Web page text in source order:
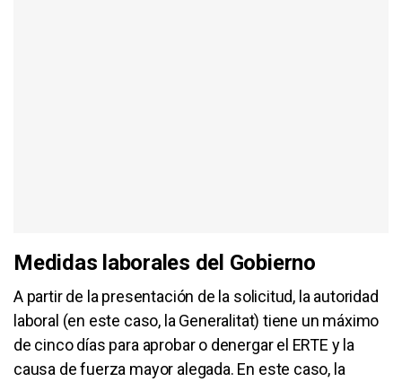
Medidas laborales del Gobierno
A partir de la presentación de la solicitud, la autoridad
laboral (en este caso, la Generalitat) tiene un máximo
de cinco días para aprobar o denergar el ERTE y la
causa de fuerza mayor alegada. En este caso, la